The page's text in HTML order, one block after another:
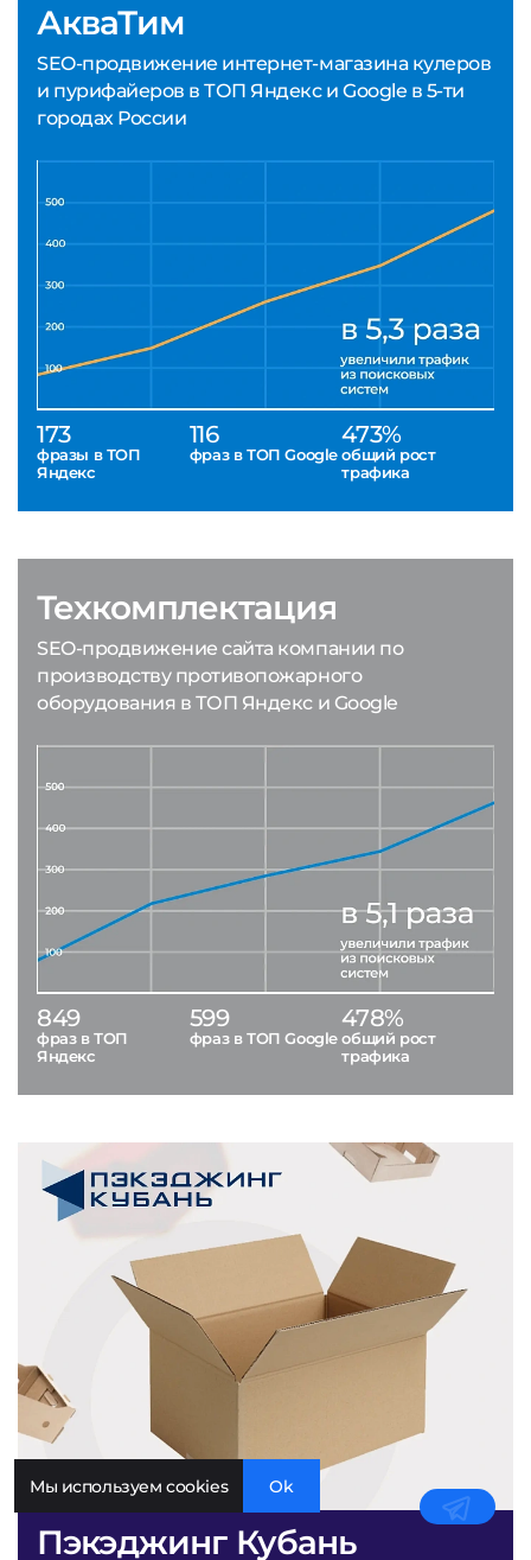
АкваТим
SEO-продвижение интернет-магазина кулеров
и пурифайеров в ТОП Яндекс и Google в 5-ти
городах России
173
фразы в ТОП
Яндекс
116
фраз в ТОП Google
473%
общий рост
трафика
Пэкэджинг Кубань
Техкомплектация
SEO-продвижение сайта компании по
производству противопожарного
оборудования в ТОП Яндекс и Google
849
фраз в ТОП
Яндекс
599
фраз в ТОП Google
478%
общий рост
трафика
Мы используем cookies Ok